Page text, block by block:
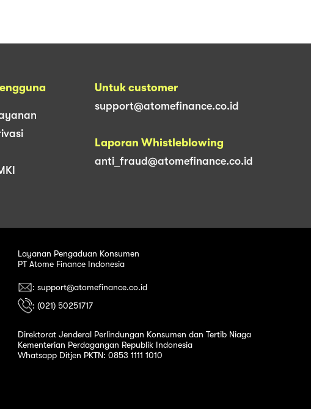
Untuk customer
support@atomefinance.co.id
Laporan Whistleblowing
anti_fraud@atomefinance.co.id
Layanan Pengaduan Konsumen
PT Atome Finance Indonesia
: support@atomefinance.co.id
: (021) 50251717
Direktorat Jenderal Perlindungan Konsumen dan Tertib Niaga
Kementerian Perdagangan Republik Indonesia
Whatsapp Ditjen PKTN: 0853 1111 1010